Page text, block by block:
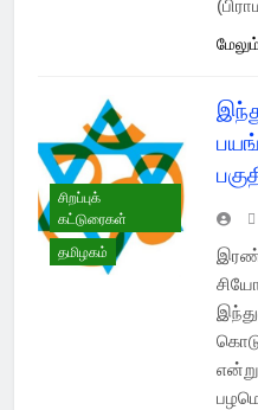
சிறப்புக்
கட்டுரைகள்
தமிழகம்